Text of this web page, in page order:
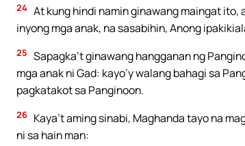
24 At kung hindi namin ginawang maingat
inyong mga anak, na sasabihin, Anong
25 Sapagka’t ginawang hangganan ng
mga anak ni Gad: kayo’y walang bahagi sa
pagkatakot sa Panginoon.
26 Kaya’t aming sinabi, Maghanda tayo na
ni sa hain man: